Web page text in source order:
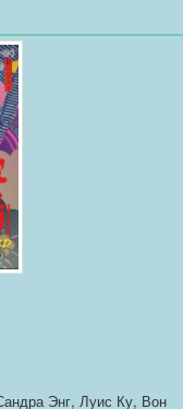
Энг, Луис Ку, Вон